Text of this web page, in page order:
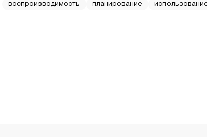
воспроизводимость
планирование